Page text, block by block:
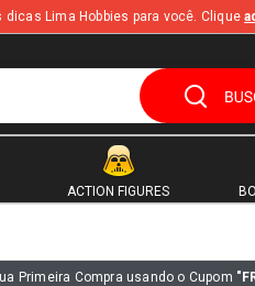
dicas Lima Hobbies para você. Clique
ACTION FIGURES
Primeira Compra usando o Cupom